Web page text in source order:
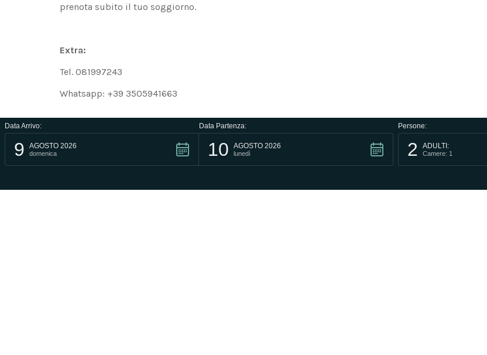
prenota subito il tuo soggiorno.
Extra:
Tel. 081997243
Whatsapp: +39 3505941663
Data Arrivo:
9 AGOSTO 2026
domenica
Data Partenza:
10 AGOSTO 2026
lunedì
Persone:
2 ADULTI:
Camere: 1